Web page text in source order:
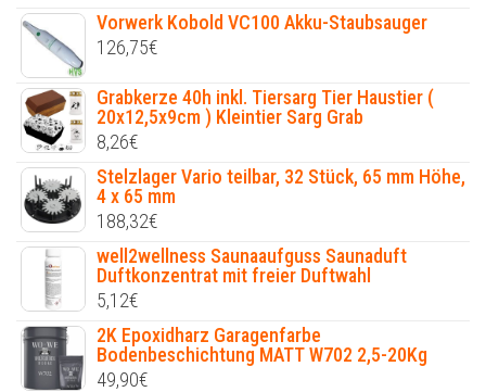
Vorwerk Kobold VC100 Akku-Staubsauger
126,75€
Grabkerze 40h inkl. Tiersarg Tier Haustier (
20x12,5x9cm ) Kleintier Sarg Grab
8,26€
Stelzlager Vario teilbar, 32 Stück, 65 mm Höhe,
4 x 65 mm
188,32€
well2wellness Saunaaufguss Saunaduft
Duftkonzentrat mit freier Duftwahl
5,12€
2K Epoxidharz Garagenfarbe
Bodenbeschichtung MATT W702 2,5-20Kg
49,90€